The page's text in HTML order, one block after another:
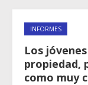
INFORMES
Los
propiedad,
como muy